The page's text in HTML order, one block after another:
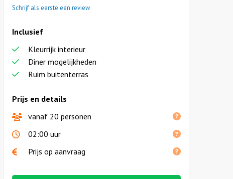
Schrijf als eerste een review
Prijs en details
vanaf 20 personen
02:00 uur
Prijs op aanvraag
Inclusief
Kleurrijk interieur
Diner mogelijkheden
Ruim buitenterras